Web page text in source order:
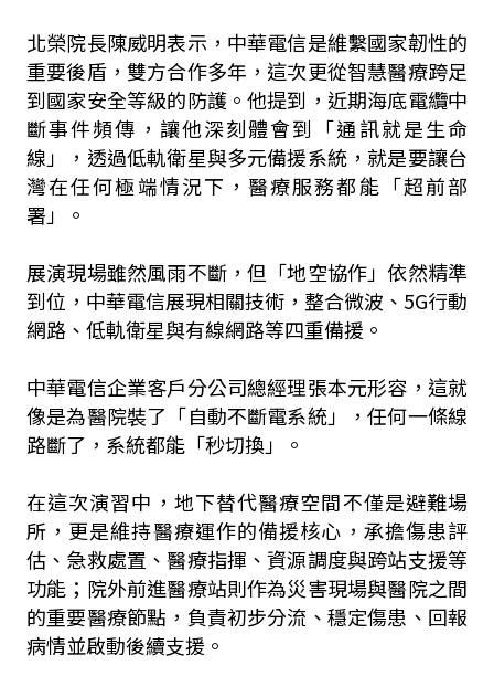
北榮院長陳威明表示，中華電信是維繫國家韌性的
重要後盾，雙方合作多年，這次更從智慧醫療跨足
到國家安全等級的防護。他提到，近期海底電纜中
斷事件頻傳，讓他深刻體會到「通訊就是生命
線」，透過低軌衛星與多元備援系統，就是要讓台
灣在任何極端情況下，醫療服務都能「超前部
署」。
展演現場雖然風雨不斷，但「地空協作」依然精準
到位，中華電信展現相關技術，整合微波、5G行動
網路、低軌衛星與有線網路等四重備援。
中華電信企業客戶分公司總經理張本元形容，這就
像是為醫院裝了「自動不斷電系統」，任何一條線
路斷了，系統都能「秒切換」。
在這次演習中，地下替代醫療空間不僅是避難場
所，更是維持醫療運作的備援核心，承擔傷患評
估、急救處置、醫療指揮、資源調度與跨站支援等
功能；院外前進醫療站則作為災害現場與醫院之間
的重要醫療節點，負責初步分流、穩定傷患、回報
病情並啟動後續支援。